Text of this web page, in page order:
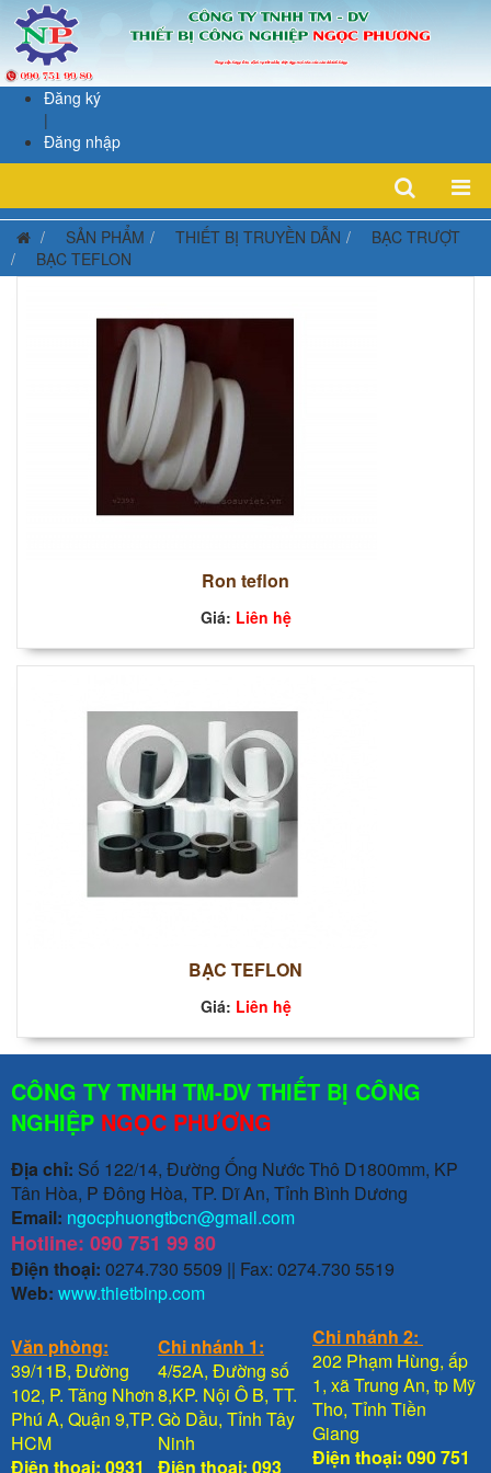
Đăng ký
|
Đăng nhập
SẢN PHẨM THIẾT BỊ TRUYỀN DẪN
BẠC TRƯỢT
BẠC TEFLON
Ron teflon
Giá: Liên hệ
BẠC TEFLON
Giá: Liên hệ
CÔNG TY TNHH TM-DV THIẾT BỊ CÔNG
NGHIỆP NGỌC PHƯƠNG
Địa chỉ: Số 122/14, Đường Ống Nước Thô D1800mm, KP
Tân Hòa, P Đông Hòa, TP. Dĩ An, Tỉnh Bình Dương
Email: ngocphuongtbcn@gmail.com
Hotline: 090 751 99 80
Điện thoại: 0274.730 5509 || Fax: 0274.730 5519
Web: www.thietbinp.com
Văn phòng:
39/11B, Đường
102, P. Tăng Nhơn
Phú A, Quận 9,TP.
HCM
Điện thoại: 0931
Chi nhánh 1:
4/52A, Đường số
8,KP. Nội Ô B, TT.
Gò Dầu, Tỉnh Tây
Ninh
Điện thoại: 093
Chi nhánh 2:
202 Phạm Hùng, ấp
1, xã Trung An, tp Mỹ
Tho, Tỉnh Tiền
Giang
Điện thoại: 090 751